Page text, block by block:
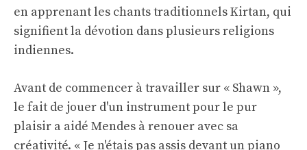
en apprenant les chants traditionnels Kirtan, qui
signifient la dévotion dans plusieurs religions
indiennes.
Avant de commencer à travailler sur « Shawn »,
le fait de jouer d'un instrument pour le pur
plaisir a aidé Mendes à renouer avec sa
créativité. « Je n'étais pas assis devant un piano